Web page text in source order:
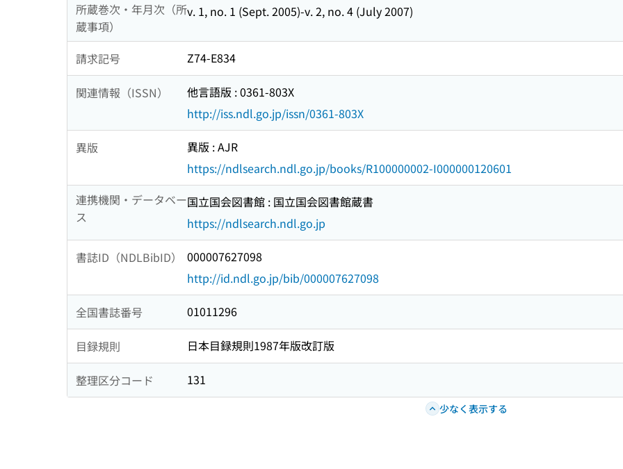
所蔵巻次・年月次（所
蔵事項）
v. 1, no. 1 (Sept. 2005)-v. 2, no. 4 (July 2007)
請求記号 Z74-E834
関連情報（ISSN）
他言語版 : 0361-803X
http://iss.ndl.go.jp/issn/0361-803X
異版
異版 : AJR
https://ndlsearch.ndl.go.jp/books/R100000002-I000000120601
連携機関・データベー
ス
国立国会図書館 : 国立国会図書館蔵書
https://ndlsearch.ndl.go.jp
書誌ID（NDLBibID）
000007627098
http://id.ndl.go.jp/bib/000007627098
全国書誌番号 01011296
目録規則 日本目録規則1987年版改訂版
整理区分コード 131
少なく表示する